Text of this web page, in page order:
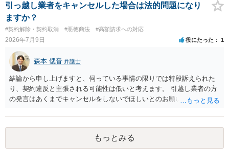
引っ越し業者をキャンセルした場合は法的問題になり
ますか？
#契約解除・契約取消 #悪徳商法 #高額請求への対応
2026年7月9日 役にたった 1
森本 偲音 弁護士
結論から申し上げますと、伺っている事情の限りでは特段訴えられた
り、契約違反と主張される可能性は低いと考えます。 引越し業者の方
の発言はあくまでキャンセルをしないでほしいとのお願いにすぎず、
の三日前まではキャンセル料無料とのことですので、三日前までは無
料でキャンセルできるかと存じます。 また、引越し予定日三日前以降
でも、キャンセル料が必要になるかもしれませんが、キャンセルは可
能かと存じます。 以上、ご参考までに。
もっとみる